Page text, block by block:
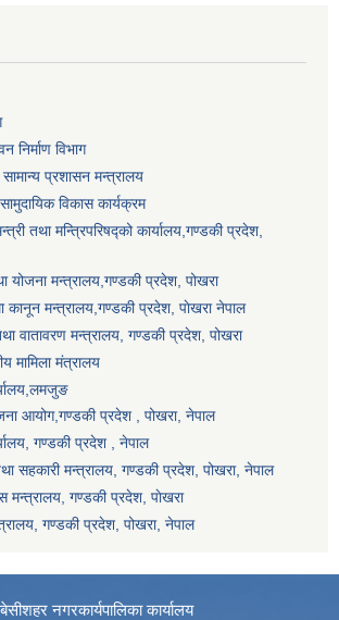
निर्माण विभाग
प्रशासन मन्त्रालय
विकास कार्यक्रम
तथा मन्त्रिपरिषद्को कार्यालय,गण्डकी प्रदेश,
योजना मन्त्रालय,गण्डकी प्रदेश, पोखरा
कानून मन्त्रालय,गण्डकी प्रदेश, पाेखरा नेपाल
वातावरण मन्त्रालय, गण्डकी प्रदेश, पोखरा
मामिला मंत्रालय
आयोग,गण्डकी प्रदेश , पोखरा, नेपाल
गण्डकी प्रदेश , नेपाल
सहकारी मन्त्रालय, गण्डकी प्रदेश, पोखरा, नेपाल
मन्त्रालय, गण्डकी प्रदेश, पाेखरा
गण्डकी प्रदेश, पोखरा, नेपाल
नगरकार्यपालिका कार्यालय